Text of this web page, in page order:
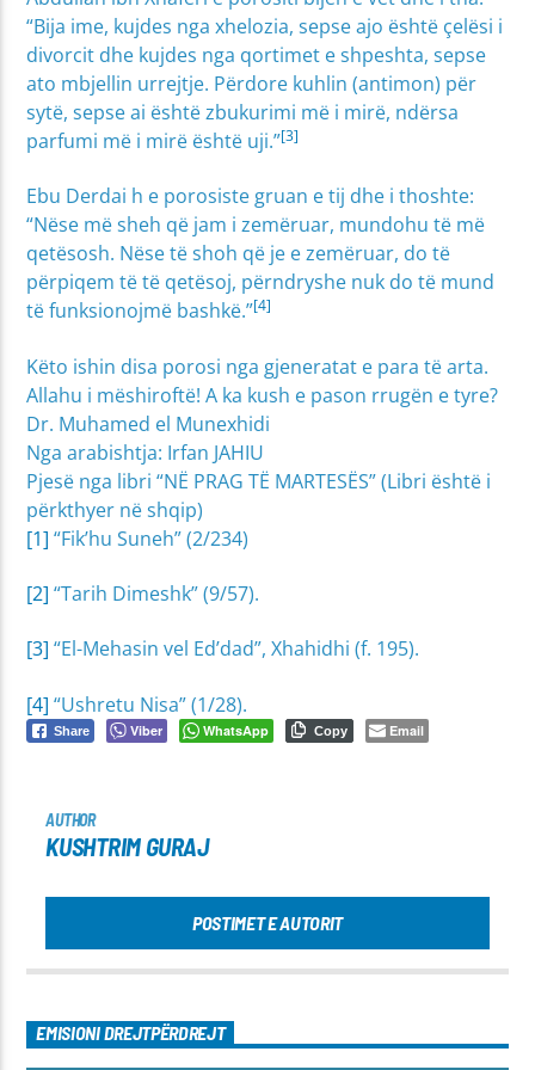
“Bija ime, kujdes nga xhelozia, sepse ajo është çelësi i
divorcit dhe kujdes nga qortimet e shpeshta, sepse
ato mbjellin urrejtje. Përdore kuhlin (antimon) për
sytë, sepse ai është zbukurimi më i mirë, ndërsa
parfumi më i mirë është uji.”[3]
Ebu Derdai h e porosiste gruan e tij dhe i thoshte:
“Nëse më sheh që jam i zemëruar, mundohu të më
qetësosh. Nëse të shoh që je e zemëruar, do të
përpiqem të të qetësoj, përndryshe nuk do të mund
të funksionojmë bashkë.”[4]
Këto ishin disa porosi nga gjeneratat e para të arta.
Allahu i mëshiroftë! A ka kush e pason rrugën e tyre?
Dr. Muhamed el Munexhidi
Nga arabishtja: Irfan JAHIU
Pjesë nga libri “NË PRAG TË MARTESËS” (Libri është i
përkthyer në shqip)
[1] “Fik’hu Suneh” (2/234)
[2] “Tarih Dimeshk” (9/57).
[3] “El-Mehasin vel Ed’dad”, Xhahidhi (f. 195).
[4] “Ushretu Nisa” (1/28).
Share Viber WhatsApp Copy Email
AUTHOR
KUSHTRIM GURAJ
POSTIMET E AUTORIT
EMISIONI DREJTPËRDREJT